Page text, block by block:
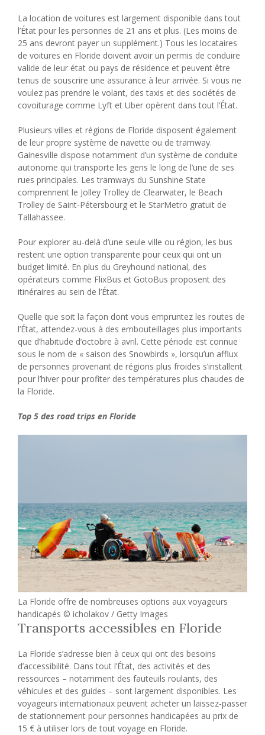
La location de voitures est largement disponible dans tout
l’État pour les personnes de 21 ans et plus. (Les moins de
25 ans devront payer un supplément.) Tous les locataires
de voitures en Floride doivent avoir un permis de conduire
valide de leur état ou pays de résidence et peuvent être
tenus de souscrire une assurance à leur arrivée. Si vous ne
voulez pas prendre le volant, des taxis et des sociétés de
covoiturage comme Lyft et Uber opèrent dans tout l’État.
Plusieurs villes et régions de Floride disposent également
de leur propre système de navette ou de tramway.
Gainesville dispose notamment d’un système de conduite
autonome qui transporte les gens le long de l’une de ses
rues principales. Les tramways du Sunshine State
comprennent le Jolley Trolley de Clearwater, le Beach
Trolley de Saint-Pétersbourg et le StarMetro gratuit de
Tallahassee.
Pour explorer au-delà d’une seule ville ou région, les bus
restent une option transparente pour ceux qui ont un
budget limité. En plus du Greyhound national, des
opérateurs comme FlixBus et GotoBus proposent des
itinéraires au sein de l’État.
Quelle que soit la façon dont vous empruntez les routes de
l’État, attendez-vous à des embouteillages plus importants
que d’habitude d’octobre à avril. Cette période est connue
sous le nom de « saison des Snowbirds », lorsqu’un afflux
de personnes provenant de régions plus froides s’installent
pour l’hiver pour profiter des températures plus chaudes de
la Floride.
Top 5 des road trips en Floride
La Floride offre de nombreuses options aux voyageurs
handicapés © icholakov / Getty Images
Transports accessibles en Floride
La Floride s’adresse bien à ceux qui ont des besoins
d’accessibilité. Dans tout l’État, des activités et des
ressources – notamment des fauteuils roulants, des
véhicules et des guides – sont largement disponibles. Les
voyageurs internationaux peuvent acheter un laissez-passer
de stationnement pour personnes handicapées au prix de
15 € à utiliser lors de tout voyage en Floride.